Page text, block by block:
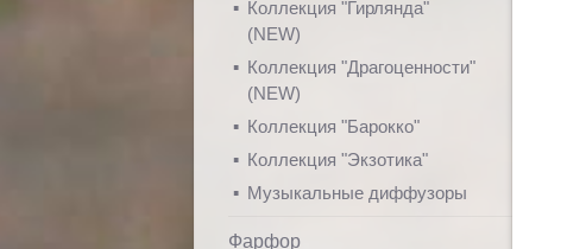
Коллекция "Гирлянда"
(NEW)
Коллекция "Драгоценности"
(NEW)
Коллекция "Барокко"
Коллекция "Экзотика"
Музыкальные диффузоры
Фарфор